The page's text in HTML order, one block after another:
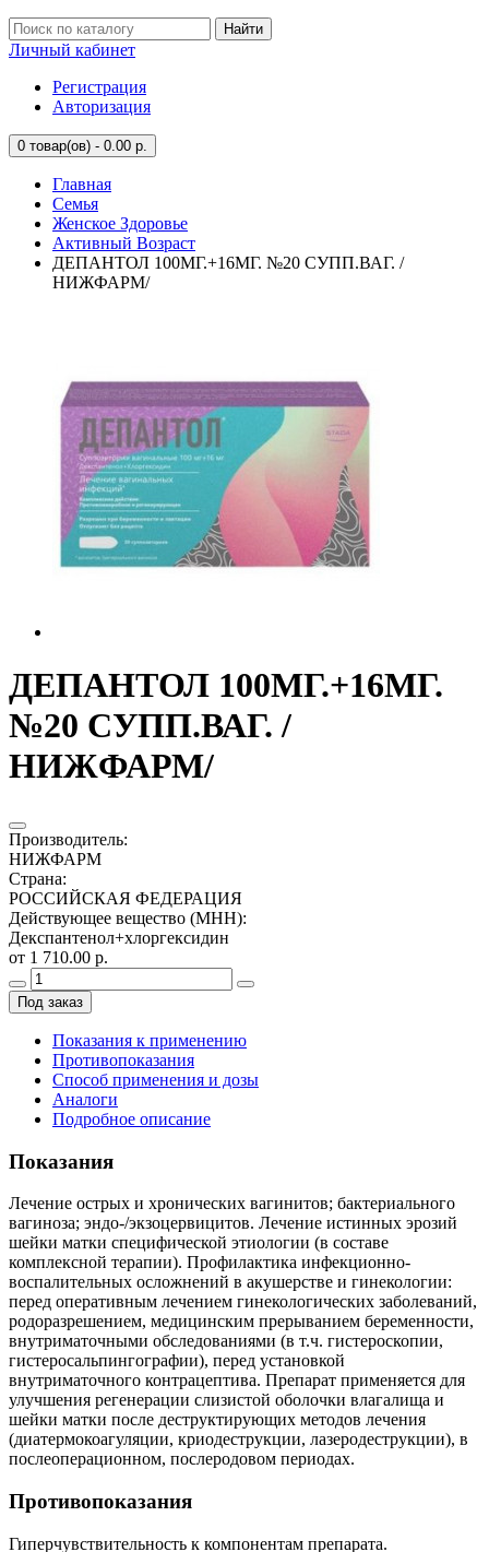
Найти
Личный кабинет
Регистрация
Авторизация
0 товар(ов) - 0.00 р.
Главная
Семья
Женское Здоровье
Активный Возраст
ДЕПАНТОЛ 100МГ.+16МГ. №20 СУПП.ВАГ. /
НИЖФАРМ/
ДЕПАНТОЛ 100МГ.+16МГ.
№20 СУПП.ВАГ. /
НИЖФАРМ/
Производитель:
НИЖФАРМ
Страна:
РОССИЙСКАЯ ФЕДЕРАЦИЯ
Действующее вещество (МНН):
Декспантенол+хлоргексидин
от 1 710.00 р.
Под заказ
Показания к применению
Противопоказания
Способ применения и дозы
Аналоги
Подробное описание
Показания
Лечение острых и хронических вагинитов; бактериального
вагиноза; эндо-/экзоцервицитов. Лечение истинных эрозий
шейки матки специфической этиологии (в составе
комплексной терапии). Профилактика инфекционно-
воспалительных осложнений в акушерстве и гинекологии:
перед оперативным лечением гинекологических заболеваний,
родоразрешением, медицинским прерыванием беременности,
внутриматочными обследованиями (в т.ч. гистероскопии,
гистеросальпингографии), перед установкой
внутриматочного контрацептива. Препарат применяется для
улучшения регенерации слизистой оболочки влагалища и
шейки матки после деструктирующих методов лечения
(диатермокоагуляции, криодеструкции, лазеродеструкции), в
послеоперационном, послеродовом периодах.
Противопоказания
Гиперчувствительность к компонентам препарата.